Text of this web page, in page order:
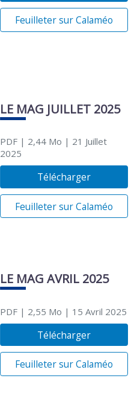
Feuilleter sur Calaméo
LE MAG JUILLET 2025
PDF| 2,44 Mo | 21 Juillet
2025
Télécharger
Feuilleter sur Calaméo
LE MAG AVRIL 2025
PDF| 2,55 Mo | 15 Avril 2025
Télécharger
Feuilleter sur Calaméo